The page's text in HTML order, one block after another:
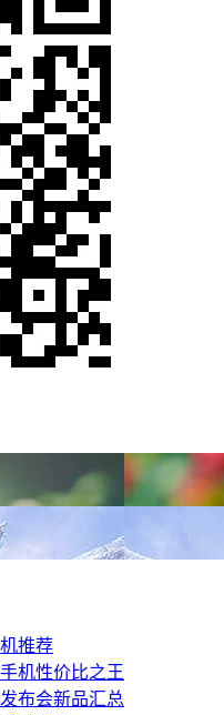
推荐
机性价比之王
布会新品汇总